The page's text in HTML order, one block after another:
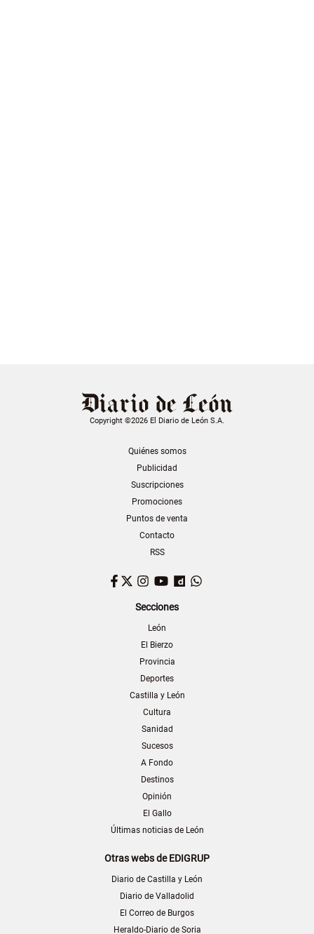
Copyright ©2026 El Diario de León S.A.
Quiénes somos
Publicidad
Suscripciones
Promociones
Puntos de venta
Contacto
RSS
Facebook
TwitterInstagram
YouTubeDailymotion
Secciones
León
El Bierzo
Provincia
Deportes
Castilla y León
Cultura
Sanidad
Sucesos
A Fondo
Destinos
Opinión
El Gallo
Últimas noticias de León
Otras webs de EDIGRUP
Diario de Castilla y León
Diario de Valladolid
El Correo de Burgos
Heraldo-Diario de Soria